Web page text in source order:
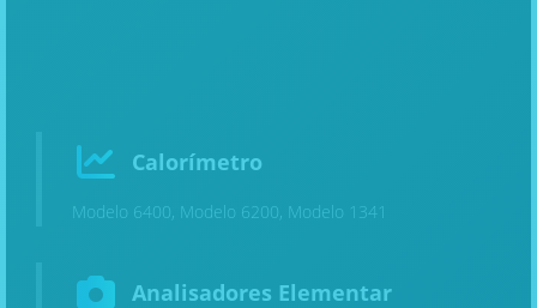
Calorímetro
Modelo 6400, Modelo 6200, Modelo 1341
Analisadores Elementar